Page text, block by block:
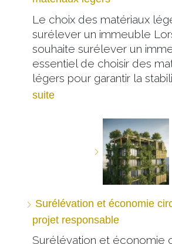
Le choix des matériaux
surélever un immeuble
souhaite surélever un
essentiel de choisir des
légers pour garantir la
suite
Surélévation et économie
projet responsable
Surélévation et économie